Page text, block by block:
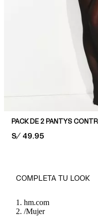
PRICE:
S/ 49.95
COMPLETA TU LOOK
hm.com
/Mujer